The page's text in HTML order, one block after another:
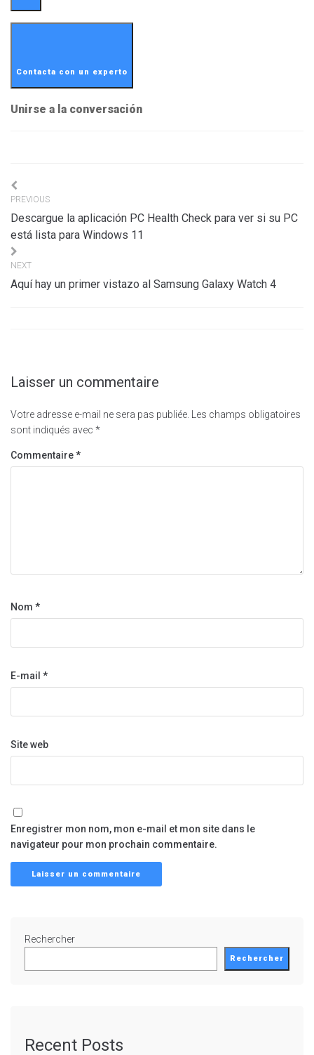
Contacta con un experto
Unirse a la conversación
Navigation
de
l’article
PREVIOUS
Descargue la aplicación PC Health Check para ver si su PC
está lista para Windows 11
NEXT
Aquí hay un primer vistazo al Samsung Galaxy Watch 4
Laisser un commentaire
Votre adresse e-mail ne sera pas publiée.
Les champs obligatoires
sont indiqués avec *
Commentaire*
Nom *
E-mail *
Site web
Enregistrer mon nom, mon e-mail et mon site dans le
navigateur pour mon prochain commentaire.
Rechercher
Rechercher
Recent Posts